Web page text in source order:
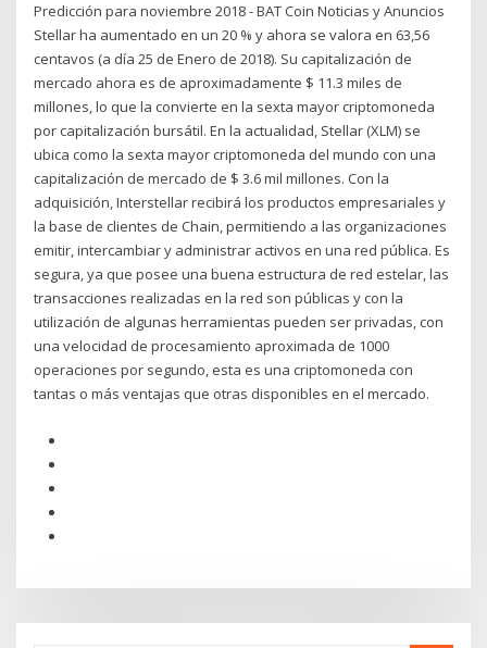
Predicción para noviembre 2018 - BAT Coin Noticias y Anuncios
Stellar ha aumentado en un 20 % y ahora se valora en 63,56
centavos (a día 25 de Enero de 2018). Su capitalización de
mercado ahora es de aproximadamente $ 11.3 miles de
millones, lo que la convierte en la sexta mayor criptomoneda
por capitalización bursátil. En la actualidad, Stellar (XLM) se
ubica como la sexta mayor criptomoneda del mundo con una
capitalización de mercado de $ 3.6 mil millones. Con la
adquisición, Interstellar recibirá los productos empresariales y
la base de clientes de Chain, permitiendo a las organizaciones
emitir, intercambiar y administrar activos en una red pública. Es
segura, ya que posee una buena estructura de red estelar, las
transacciones realizadas en la red son públicas y con la
utilización de algunas herramientas pueden ser privadas, con
una velocidad de procesamiento aproximada de 1000
operaciones por segundo, esta es una criptomoneda con
tantas o más ventajas que otras disponibles en el mercado.